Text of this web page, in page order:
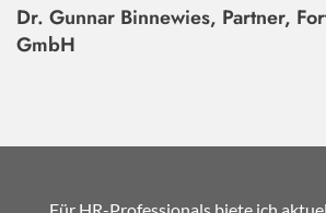
Dr. Gunnar Binnewies, Partner,
GmbH